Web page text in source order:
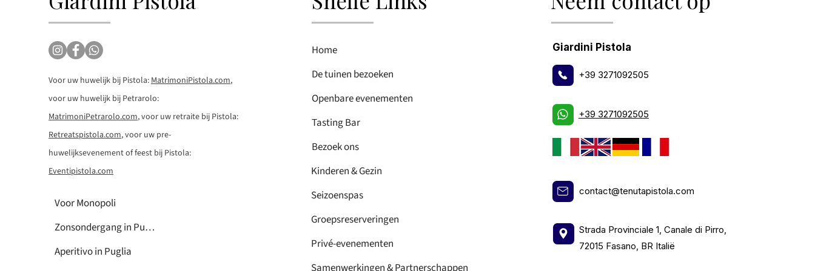
Voor uw huwelijk bij Pistola: MatrimoniPistola.com,
voor uw huwelijk bij Petrarolo:
MatrimoniPetrarolo.com, voor uw retraite bij Pistola:
Retreatspistola.com, voor uw pre-
huwelijksevenement of feest bij Pistola:
Eventipistola.com
Voor Monopoli
Zonsondergang in Puglia
Aperitivo in Puglia
Home
De tuinen bezoeken
Openbare evenementen
Tasting Bar
Bezoek ons
Kinderen & Gezin
Seizoenspas
Groepsreserveringen
Privé-evenementen
Samenwerkingen & Partnerschappen
Giardini Pistola
+39 3271092505
+39 3271092505
contact@tenutapistola.com
Strada Provinciale 1, Canale di Pirro,
72015 Fasano, BR Italië